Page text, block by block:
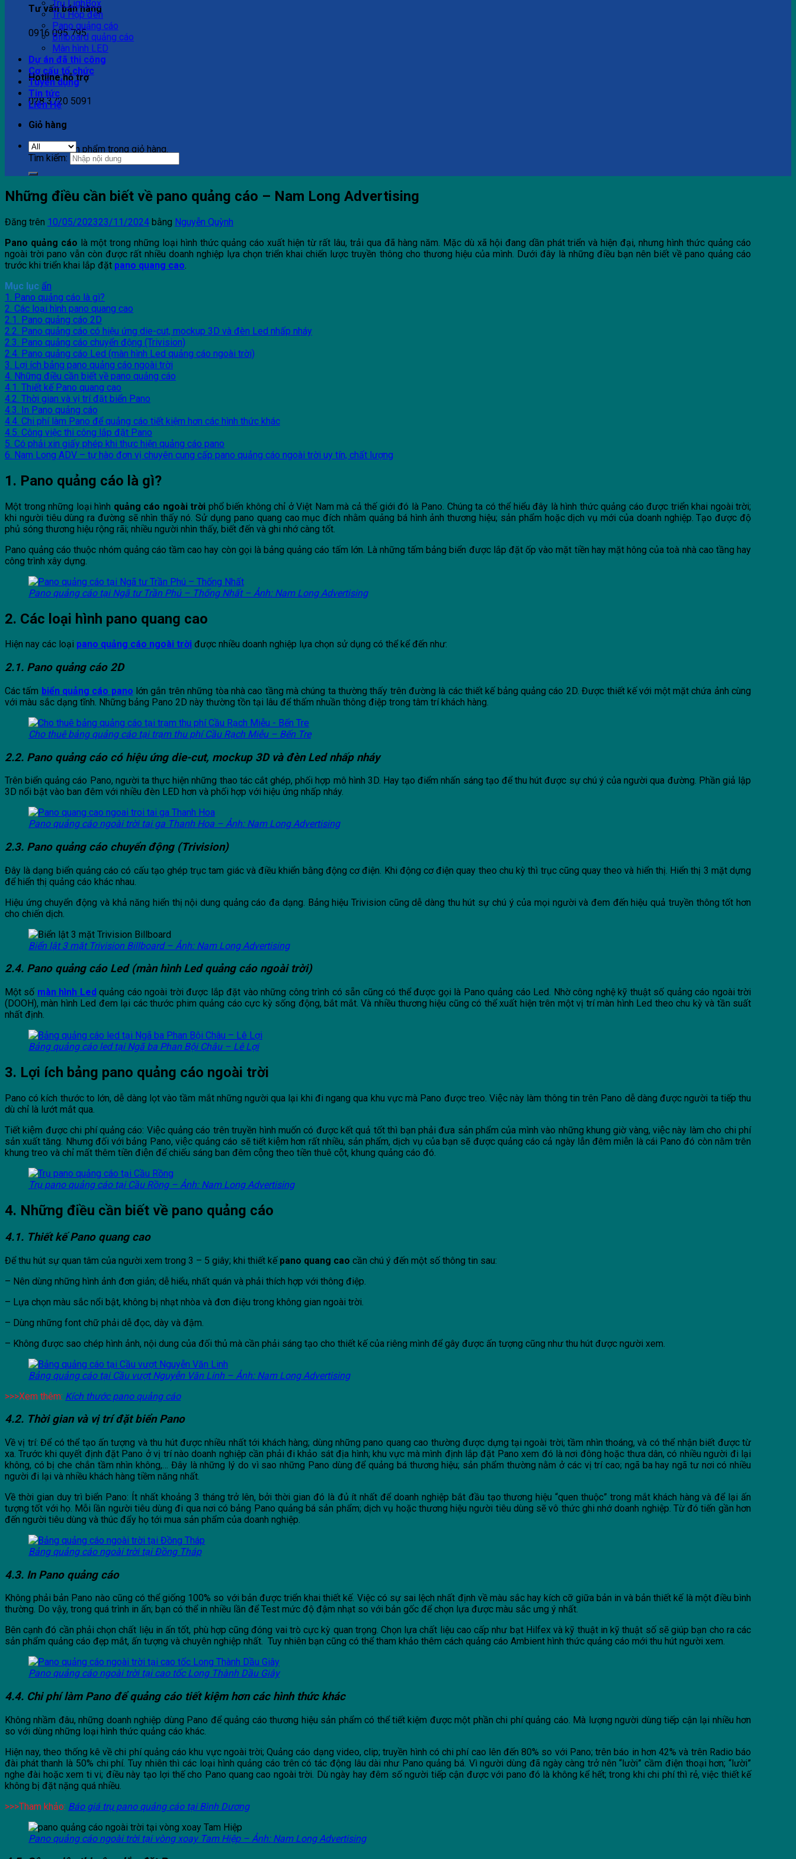
Tư vấn bán hàng
0916 095 795
Hotline hỗ trợ
028 3720 5091
Giỏ hàng
Chưa có sản phẩm trong giỏ hàng.
Trụ LighBox
Trụ Hộp đèn
Pano quảng cáo
Billboard quảng cáo
Màn hình LED
Dự án đã thi công
Cơ cấu tổ chức
Tuyển dụng
Tin tức
Liên Hệ
Tìm kiếm:
Những điều cần biết về pano quảng cáo – Nam Long Advertising
Đăng trên 10/05/202323/11/2024 bằng Nguyễn Quỳnh
Pano quảng cáo là một trong những loại hình thức quảng cáo xuất hiện từ rất lâu, trải qua đã hàng năm. Mặc dù xã hội đang dần phát triển và hiện đại, nhưng hình thức quảng cáo
ngoài trời pano vẫn còn được rất nhiều doanh nghiệp lựa chọn triển khai chiến lược truyền thông cho thương hiệu của mình. Dưới đây là những điều bạn nên biết về pano quảng cáo
trước khi triển khai lắp đặt pano quang cao.
Mục lục ẩn
1. Pano quảng cáo là gì?
2. Các loại hình pano quang cao
2.1. Pano quảng cáo 2D
2.2. Pano quảng cáo có hiệu ứng die-cut, mockup 3D và đèn Led nhấp nháy
2.3. Pano quảng cáo chuyển động (Trivision)
2.4. Pano quảng cáo Led (màn hình Led quảng cáo ngoài trời)
3. Lợi ích bảng pano quảng cáo ngoài trời
4. Những điều cần biết về pano quảng cáo
4.1. Thiết kế Pano quang cao
4.2. Thời gian và vị trí đặt biển Pano
4.3. In Pano quảng cáo
4.4. Chi phí làm Pano để quảng cáo tiết kiệm hơn các hình thức khác
4.5. Công việc thi công lắp đặt Pano
5. Có phải xin giấy phép khi thực hiện quảng cáo pano
6. Nam Long ADV – tự hào đơn vị chuyên cung cấp pano quảng cáo ngoài trời uy tín, chất lượng
1. Pano quảng cáo là gì?
Một trong những loại hình quảng cáo ngoài trời phổ biến không chỉ ở Việt Nam mà cả thế giới đó là Pano. Chúng ta có thể hiểu đây là hình thức quảng cáo được triển khai ngoài trời;
khi người tiêu dùng ra đường sẽ nhìn thấy nó. Sử dụng pano quang cao mục đích nhằm quảng bá hình ảnh thương hiệu; sản phẩm hoặc dịch vụ mới của doanh nghiệp. Tạo được độ
phủ sóng thương hiệu rộng rãi; nhiều người nhìn thấy, biết đến và ghi nhớ càng tốt.
Pano quảng cáo thuộc nhóm quảng cáo tầm cao hay còn gọi là bảng quảng cáo tấm lớn. Là những tấm bảng biển được lắp đặt ốp vào mặt tiền hay mặt hông của toà nhà cao tầng hay
công trình xây dựng.
Pano quảng cáo tại Ngã tư Trần Phú – Thống Nhất – Ảnh: Nam Long Advertising
2. Các loại hình pano quang cao
Hiện nay các loại pano quảng cáo ngoài trời được nhiều doanh nghiệp lựa chọn sử dụng có thể kể đến như:
2.1. Pano quảng cáo 2D
Các tấm biển quảng cáo pano lớn gắn trên những tòa nhà cao tầng mà chúng ta thường thấy trên đường là các thiết kế bảng quảng cáo 2D. Được thiết kế với một mặt chứa ảnh cùng
với màu sắc dạng tĩnh. Những bảng Pano 2D này thường tồn tại lâu để thấm nhuần thông điệp trong tâm trí khách hàng.
Cho thuê bảng quảng cáo tại trạm thu phí Cầu Rạch Miễu – Bến Tre
2.2. Pano quảng cáo có hiệu ứng die-cut, mockup 3D và đèn Led nhấp nháy
Trên biển quảng cáo Pano, người ta thực hiện những thao tác cắt ghép, phối hợp mô hình 3D. Hay tạo điểm nhấn sáng tạo để thu hút được sự chú ý của người qua đường. Phần giả lập
3D nổi bật vào ban đêm với nhiều đèn LED hơn và phối hợp với hiệu ứng nhấp nháy.
Pano quảng cáo ngoài trời tai ga Thanh Hoa – Ảnh: Nam Long Advertising
2.3. Pano quảng cáo chuyển động (Trivision)
Đây là dạng biển quảng cáo có cấu tạo ghép trục tam giác và điều khiển bằng động cơ điện. Khi động cơ điện quay theo chu kỳ thì trục cũng quay theo và hiển thị. Hiển thị 3 mặt dựng
để hiển thị quảng cáo khác nhau.
Hiệu ứng chuyển động và khả năng hiển thị nội dung quảng cáo đa dạng. Bảng hiệu Trivision cũng dễ dàng thu hút sự chú ý của mọi người và đem đến hiệu quả truyền thông tốt hơn
cho chiến dịch.
Biển lật 3 mặt Trivision Billboard – Ảnh: Nam Long Advertising
2.4. Pano quảng cáo Led (màn hình Led quảng cáo ngoài trời)
Một số màn hình Led quảng cáo ngoài trời được lắp đặt vào những công trình có sẵn cũng có thể được gọi là Pano quảng cáo Led. Nhờ công nghệ kỹ thuật số quảng cáo ngoài trời
(DOOH), màn hình Led đem lại các thước phim quảng cáo cực kỳ sống động, bắt mắt. Và nhiều thương hiệu cũng có thể xuất hiện trên một vị trí màn hình Led theo chu kỳ và tần suất
nhất định.
Bảng quảng cáo led tại Ngã ba Phan Bội Châu – Lê Lợi
3. Lợi ích bảng pano quảng cáo ngoài trời
Pano có kích thước to lớn, dễ dàng lọt vào tầm mắt những người qua lại khi đi ngang qua khu vực mà Pano được treo. Việc này làm thông tin trên Pano dễ dàng được người ta tiếp thu
dù chỉ là lướt mắt qua.
Tiết kiệm được chi phí quảng cáo: Việc quảng cáo trên truyền hình muốn có được kết quả tốt thì bạn phải đưa sản phẩm của mình vào những khung giờ vàng, việc này làm cho chi phí
sản xuất tăng. Nhưng đối với bảng Pano, việc quảng cáo sẽ tiết kiệm hơn rất nhiều, sản phẩm, dịch vụ của bạn sẽ được quảng cáo cả ngày lẫn đêm miễn là cái Pano đó còn nằm trên
khung treo và chỉ mất thêm tiền điện để chiếu sáng ban đêm cộng theo tiền thuê cột, khung quảng cáo đó.
Trụ pano quảng cáo tại Cầu Rồng – Ảnh: Nam Long Advertising
4. Những điều cần biết về pano quảng cáo
4.1. Thiết kế Pano quang cao
Để thu hút sự quan tâm của người xem trong 3 – 5 giây; khi thiết kế pano quang cao cần chú ý đến một số thông tin sau:
– Nên dùng những hình ảnh đơn giản; dễ hiểu, nhất quán và phải thích hợp với thông điệp.
– Lựa chọn màu sắc nổi bật, không bị nhạt nhòa và đơn điệu trong không gian ngoài trời.
– Dùng những font chữ phải dễ đọc, dày và đậm.
– Không được sao chép hình ảnh, nội dung của đối thủ mà cần phải sáng tạo cho thiết kế của riêng mình để gây được ấn tượng cũng như thu hút được người xem.
Bảng quảng cáo tại Cầu vượt Nguyễn Văn Linh – Ảnh: Nam Long Advertising
>>>Xem thêm: Kích thước pano quảng cáo
4.2. Thời gian và vị trí đặt biển Pano
Về vị trí: Để có thể tạo ấn tượng và thu hút được nhiều nhất tới khách hàng; dùng những pano quang cao thường được dựng tại ngoài trời; tầm nhìn thoáng, và có thể nhận biết được từ
xa. Trước khi quyết định đặt Pano ở vị trí nào doanh nghiệp cần phải đi khảo sát địa hình; khu vực mà mình định lắp đặt Pano xem đó là nơi đông hoặc thưa dân, có nhiều người đi lại
không, có bị che chắn tầm nhìn không,… Đây là những lý do vì sao những Pano dùng để quảng bá thương hiệu; sản phẩm thường nằm ở các vị trí cao; ngã ba hay ngã tư nơi có nhiều
người đi lại và nhiều khách hàng tiềm năng nhất.
Về thời gian duy trì biển Pano: Ít nhất khoảng 3 tháng trở lên, bởi thời gian đó là đủ ít nhất để doanh nghiệp bắt đầu tạo thương hiệu “quen thuộc” trong mắt khách hàng và để lại ấn
tượng tốt với họ. Mỗi lần người tiêu dùng đi qua nơi có bảng Pano quảng bá sản phẩm; dịch vụ hoặc thương hiệu người tiêu dùng sẽ vô thức ghi nhớ doanh nghiệp. Từ đó tiến gần hơn
đến người tiêu dùng và thúc đẩy họ tới mua sản phẩm của doanh nghiệp.
Bảng quảng cáo ngoài trời tại Đồng Tháp
4.3. In Pano quảng cáo
Không phải bản Pano nào cũng có thể giống 100% so với bản được triển khai thiết kế. Việc có sự sai lệch nhất định về màu sắc hay kích cỡ giữa bản in và bản thiết kế là một điều bình
thường. Do vậy, trong quá trình in ấn; bạn có thể in nhiều lần để Test mức độ đậm nhạt so với bản gốc để chọn lựa được màu sắc ưng ý nhất.
Bên cạnh đó cần phải chọn chất liệu in ấn tốt, phù hợp cũng đóng vai trò cực kỳ quan trọng. Chọn lựa chất liệu cao cấp như bạt Hilfex và kỹ thuật in kỹ thuật số sẽ giúp bạn cho ra các
sản phẩm quảng cáo đẹp mắt, ấn tượng và chuyên nghiệp nhất. Tuy nhiên bạn cũng có thể tham khảo thêm cách quảng cáo Ambient hình thức quảng cáo mới thu hút người xem.
Pano quảng cáo ngoài trời tại cao tốc Long Thành Dầu Giây
4.4. Chi phí làm Pano để quảng cáo tiết kiệm hơn các hình thức khác
Không nhầm đâu, những doanh nghiệp dùng Pano để quảng cáo thương hiệu sản phẩm có thể tiết kiệm được một phần chi phí quảng cáo. Mà lượng người dùng tiếp cận lại nhiều hơn
so với dùng những loại hình thức quảng cáo khác.
Hiện nay, theo thống kê về chi phí quảng cáo khu vực ngoài trời; Quảng cáo dạng video, clip; truyền hình có chi phí cao lên đến 80% so với Pano; trên báo in hơn 42% và trên Radio báo
đài phát thanh là 50% chi phí. Tuy nhiên thì các loại hình quảng cáo trên có tác động lâu dài như Pano quảng bá. Vì người dùng đã ngày càng trở nên “lười” cầm điện thoại hơn; “lười”
nghe đài hoặc xem ti vi; điều này tạo lợi thế cho Pano quang cao ngoài trời. Dù ngày hay đêm số người tiếp cận được với pano đó là không kể hết; trong khi chi phí thì rẻ, việc thiết kế
không bị đặt nặng quá nhiều.
>>>Tham khảo: Báo giá trụ pano quảng cáo tại Bình Dương
Pano quảng cáo ngoài trời tại vòng xoay Tam Hiệp – Ảnh: Nam Long Advertising